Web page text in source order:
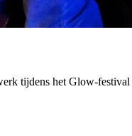
tijdens het Glow-